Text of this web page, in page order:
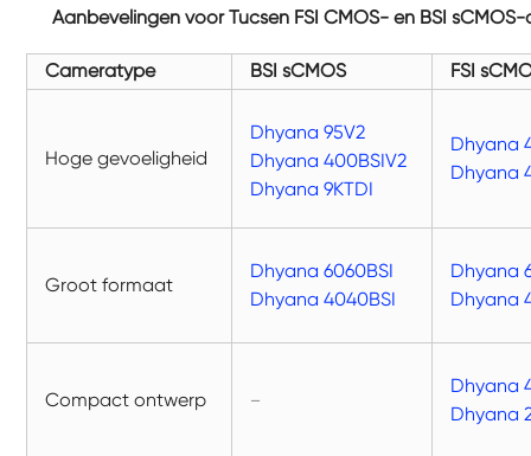
Aanbevelingen voor Tucsen FSI CMOS- en BSI
Cameratype BSI sCMOS FSI
Hoge gevoeligheid
Dhyana 95V2
Dhyana 400BSIV2
Dhyana 9KTDI
Dhyana
Dhyana
Groot formaat
Dhyana 6060BSI
Dhyana 4040BSI
Dhyana
Dhyana
Compact ontwerp —
Dhyana
Dhyana